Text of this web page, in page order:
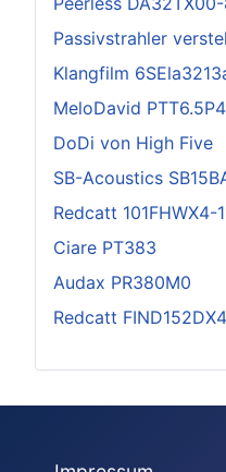
Passivstrahler
Klangfilm
MeloDavid PTT6.5P4
DoDi von High Five
SB-Acoustics
Redcatt 101FHWX4-
Ciare PT383
Audax PR380M0
Redcatt